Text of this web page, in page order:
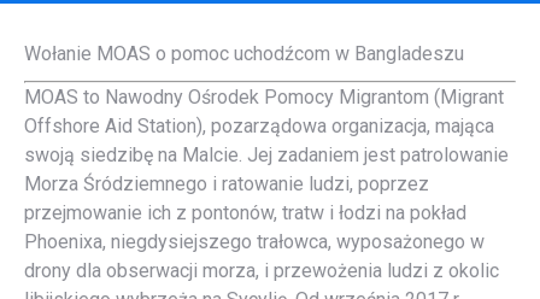
Wołanie MOAS o pomoc uchodźcom w Bangladeszu
MOAS to Nawodny Ośrodek Pomocy Migrantom (Migrant
Offshore Aid Station), pozarządowa organizacja, mająca
swoją siedzibę na Malcie. Jej zadaniem jest patrolowanie
Morza Śródziemnego i ratowanie ludzi, poprzez
przejmowanie ich z pontonów, tratw i łodzi na pokład
Phoenixa, niegdysiejszego trałowca, wyposażonego w
drony dla obserwacji morza, i przewożenia ludzi z okolic